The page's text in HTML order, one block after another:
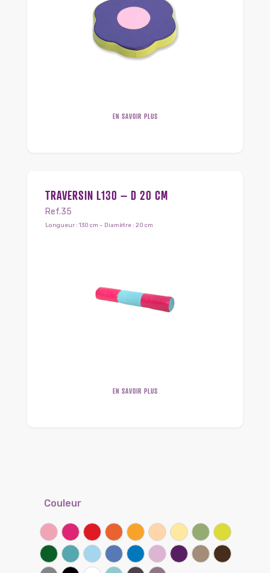
EN SAVOIR PLUS
TRAVERSIN L130 – D 20 CM
Ref.35
Longueur : 130 cm – Diamètre : 20 cm
EN SAVOIR PLUS
Couleur
Rose FramboiseRouge coquelicot
Clémentine
Miel SableBananeLichenKiwi
Vert prairie
LagonCiel Lilas Bleu bleuet
Parme
Iris TaupeChocolat